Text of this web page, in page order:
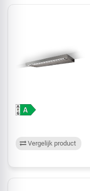
Vergelijk product